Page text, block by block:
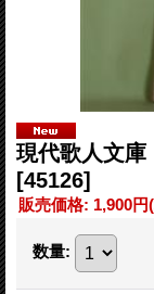
現代歌人文
[45126]
販売価格: 1,900円
数量: